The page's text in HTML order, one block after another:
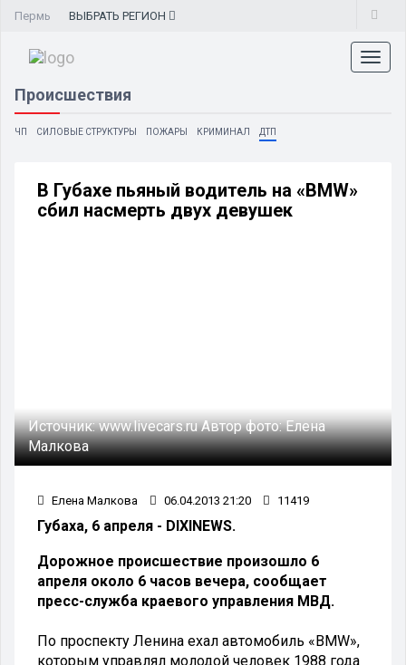
Пермь ВЫБРАТЬ РЕГИОН
Происшествия
ЧП СИЛОВЫЕ СТРУКТУРЫ ПОЖАРЫ КРИМИНАЛ ДТП
В Губахе пьяный водитель на «BMW»
сбил насмерть двух девушек
Источник:www.livecars.ruАвтор фото:Елена
Малкова
Елена Малкова 06.04.2013 21:20 11419
Губаха, 6 апреля - DIXINEWS.
Дорожное происшествие произошло 6
апреля около 6 часов вечера, сообщает
пресс-служба краевого управления МВД.
По проспекту Ленина ехал автомобиль «BMW»,
которым управлял молодой человек 1988 года